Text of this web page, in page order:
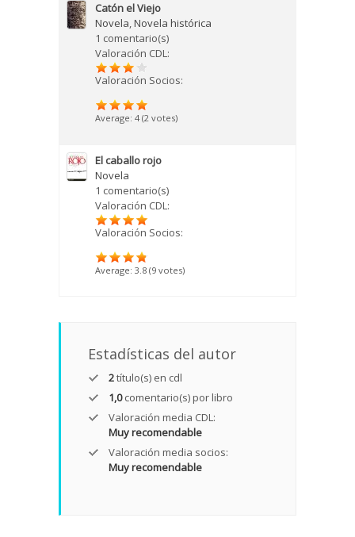
Catón el Viejo
Novela,Novela histórica
1 comentario(s)
Valoración CDL:
Valoración Socios:
Average: 4 (2 votes)
El caballo rojo
Novela
1 comentario(s)
Valoración CDL:
Valoración Socios:
Average: 3.8 (9 votes)
Estadísticas del autor
2título(s) en cdl
1,0comentario(s) por libro
Valoración media CDL:
Muy recomendable
Valoración media socios:
Muy recomendable